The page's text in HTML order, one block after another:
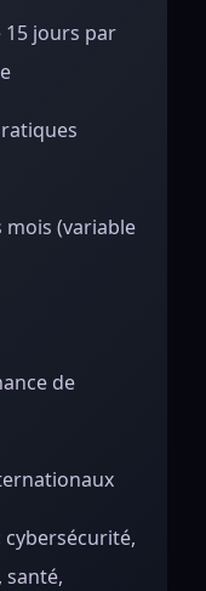
15 jours par
mois (variable
de
cybersécurité,
santé,